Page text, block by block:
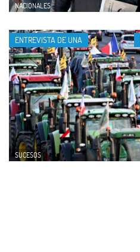
NACIONALES
SUCESOS
ENTREVISTA DE UNA